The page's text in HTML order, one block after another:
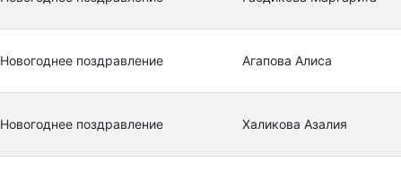
Новогоднее поздравление Агапова Алиса
Новогоднее поздравление Халикова Азалия